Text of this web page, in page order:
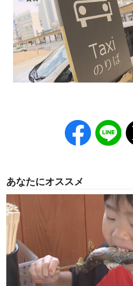
あなたにオススメ